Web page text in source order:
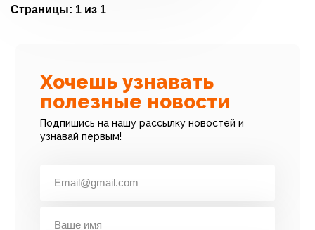
Страницы: 1 из 1
Хочешь узнавать
полезные новости
Подпишись на нашу рассылку новостей и
узнавай первым!